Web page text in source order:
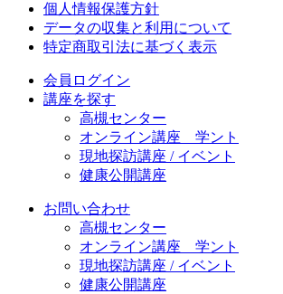
個人情報保護方針
データの収集と利用について
特定商取引法に基づく表示
会員ログイン
講座を探す
高槻センター
オンライン講座 学ント
現地探訪講座 / イベント
健康公開講座
お問い合わせ
高槻センター
オンライン講座 学ント
現地探訪講座 / イベント
健康公開講座